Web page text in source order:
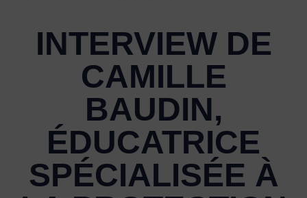
INTERVIEW DE
CAMILLE
BAUDIN,
ÉDUCATRICE
SPÉCIALISÉE À